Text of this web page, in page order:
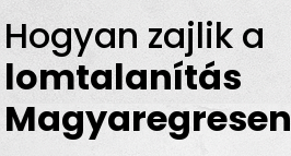
Hogyan zajlik a
lomtalanítás
Magyaregresen